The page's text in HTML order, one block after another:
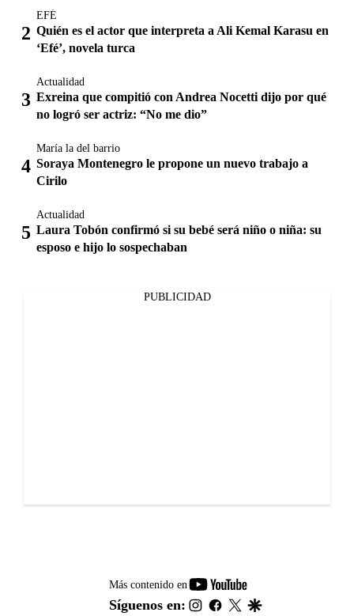
EFÉ
Quién es el actor que interpreta a Ali Kemal Karasu en
‘Efé’, novela turca
Actualidad
Exreina que compitió con Andrea Nocetti dijo por qué
no logró ser actriz: “No me dio”
María la del barrio
Soraya Montenegro le propone un nuevo trabajo a
Cirilo
Actualidad
Laura Tobón confirmó si su bebé será niño o niña: su
esposo e hijo lo sospechaban
PUBLICIDAD
Más contenido en
youtube-
footer
Síguenos en: instagram
facebook
twitter